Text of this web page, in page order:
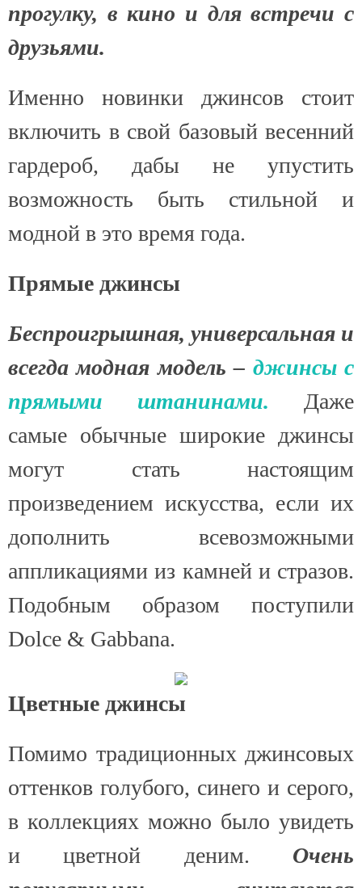
прогулку, в кино и для встречи с
друзьями.
Именно новинки джинсов стоит
включить в свой базовый весенний
гардероб, дабы не упустить
возможность быть стильной и
модной в это время года.
Прямые джинсы
Беспроигрышная, универсальная и
всегда модная модель – джинсы с
прямыми штанинами.
Даже
самые обычные широкие джинсы
могут стать настоящим
произведением искусства, если их
дополнить всевозможными
аппликациями из камней и стразов.
Подобным образом поступили
Dolce & Gabbana.
Цветные джинсы
Помимо традиционных джинсовых
оттенков голубого, синего и серого,
в коллекциях можно было увидеть
и цветной деним. Очень